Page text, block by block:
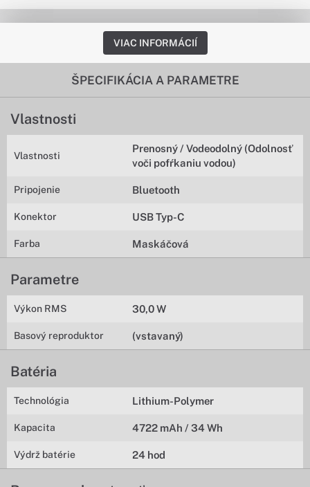
VIAC INFORMÁCIÍ
ŠPECIFIKÁCIA A PARAMETRE
Vlastnosti
Vlastnosti
Prenosný / Vodeodolný (Odolnosť
voči pofŕkaniu vodou)
Pripojenie Bluetooth
Konektor USB Typ-C
Farba Maskáčová
Parametre
Výkon RMS 30,0 W
Basový reproduktor (vstavaný)
Batéria
Technológia Lithium-Polymer
Kapacita 4722 mAh / 34 Wh
Výdrž batérie 24 hod